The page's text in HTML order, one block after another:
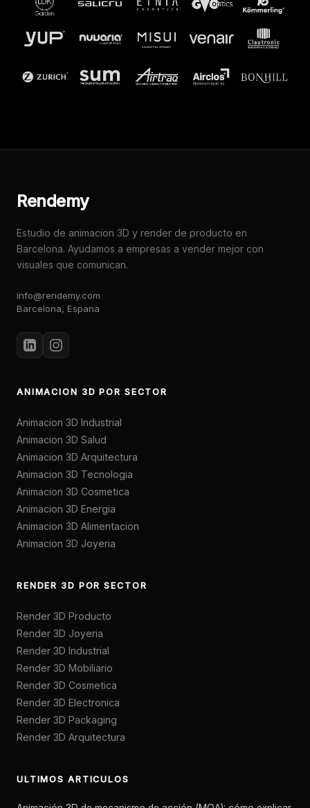
Rendemy
Estudio de animacion 3D y render de producto en
Barcelona. Ayudamos a empresas a vender mejor con
visuales que comunican.
info@rendemy.com
Barcelona, Espana
ANIMACION 3D POR SECTOR
Animacion 3D Industrial
Animacion 3D Salud
Animacion 3D Arquitectura
Animacion 3D Tecnologia
Animacion 3D Cosmetica
Animacion 3D Energia
Animacion 3D Alimentacion
Animacion 3D Joyeria
RENDER 3D POR SECTOR
Render 3D Producto
Render 3D Joyeria
Render 3D Industrial
Render 3D Mobiliario
Render 3D Cosmetica
Render 3D Electronica
Render 3D Packaging
Render 3D Arquitectura
ULTIMOS ARTICULOS